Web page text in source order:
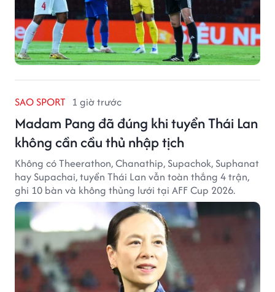
SAO SPORT 1 giờ trước
Madam Pang đã đúng khi tuyển Thái Lan
không cần cầu thủ nhập tịch
Không có Theerathon, Chanathip, Supachok, Suphanat
hay Supachai, tuyển Thái Lan vẫn toàn thắng 4 trận,
ghi 10 bàn và không thủng lưới tại AFF Cup 2026.